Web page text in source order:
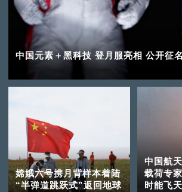
中国元素＋黑科技 登月服亮相 公开征名
嫦娥六号携月背样本着陆
“半弹道跳跃式”返回地球
中国航
载荷专
时能飞